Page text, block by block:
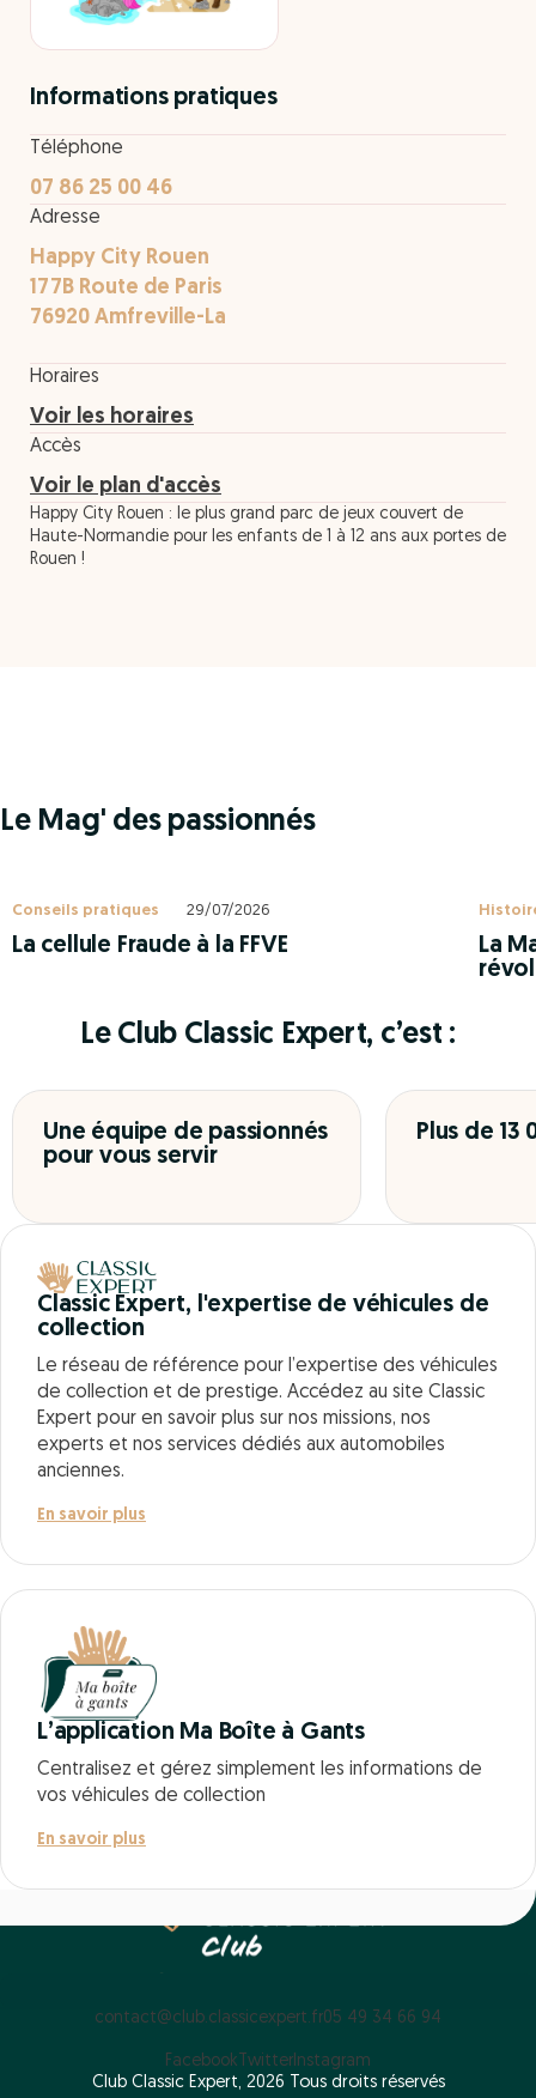
Informations pratiques
Téléphone
07 86 25 00 46
Adresse
Happy City Rouen
177B Route de Paris
76920 Amfreville-La
Horaires
Voir les horaires
Accès
Voir le plan d'accès
Happy City Rouen : le plus grand parc de jeux couvert de
Haute-Normandie pour les enfants de 1 à 12 ans aux portes de
Rouen !
Le Mag' des passionnés
Conseils pratiques 29/07/2026
La cellule Fraude à la FFVE
La
Le Club Classic Expert, c’est :
Une équipe de passionnés
pour vous servir
Plus de 13
Classic Expert, l'expertise de véhicules de
collection
Le réseau de référence pour l’expertise des véhicules
de collection et de prestige. Accédez au site Classic
Expert pour en savoir plus sur nos missions, nos
experts et nos services dédiés aux automobiles
anciennes.
En savoir plus
L’application Ma Boîte à Gants
Centralisez et gérez simplement les informations de
vos véhicules de collection
En savoir plus
contact@club.classicexpert.fr05 49 34 66 94
Facebook TwitterInstagram
Club Classic Expert, 2026 Tous droits réservés